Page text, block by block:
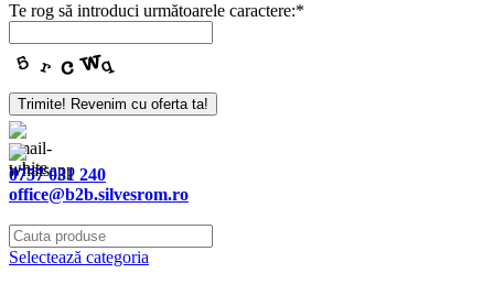
Te rog să introduci următoarele caractere:*
Trimite! Revenim cu oferta ta!
0757 031 240
office@b2b.silvesrom.ro
Selectează categoria